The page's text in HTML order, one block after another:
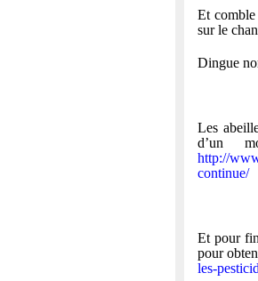
Et comble
sur le
Dingue
Les
d’un
http://
continue/
Et pour
pour
les-